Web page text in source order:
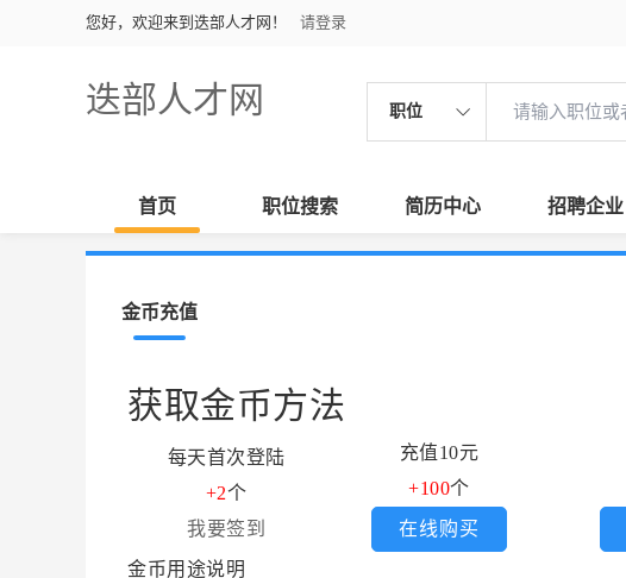
您好，欢迎来到迭部人才网！ 请登录
迭部人才网 职位
首页 职位搜索 简历中心 招聘企业
金币充值
获取金币方法
每天首次登陆
+2个
我要签到
充值10元
+100个
在线购买
金币用途说明